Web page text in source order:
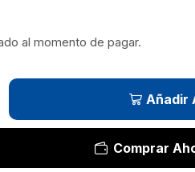
al momento de pagar.
Añadir
Comprar